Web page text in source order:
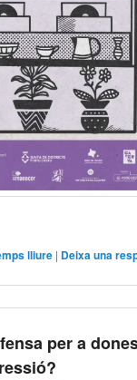
lliure | Deixa una
per a